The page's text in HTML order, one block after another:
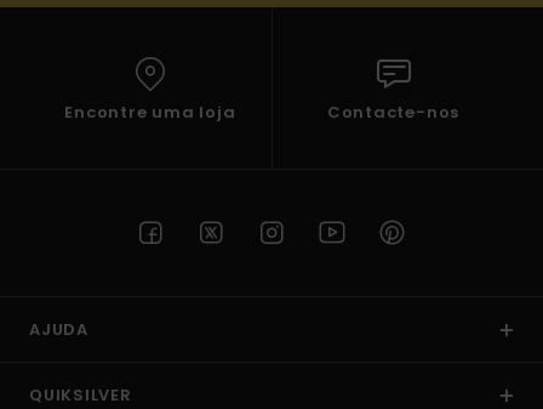
Encontre uma loja Contacte-nos
AJUDA
QUIKSILVER